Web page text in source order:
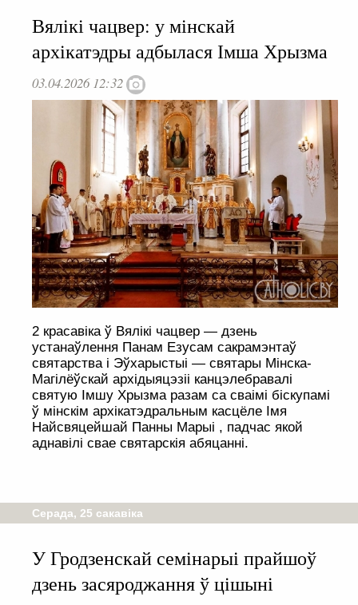
Вялікі чацвер: у мінскай
архікатэдры адбылася Імша Хрызма
03.04.2026 12:32
2 красавіка ў Вялікі чацвер — дзень
устанаўлення Панам Езусам сакрамэнтаў
святарства і Эўхарыстыі — святары Мінска-
Магілёўскай архідыяцэзіі канцэлебравалі
святую Імшу Хрызма разам са сваімі біскупамі
ў мінскім архікатэдральным касцёле Імя
Найсвяцейшай Панны Марыі , падчас якой
аднавілі свае святарскія абяцанні.
Серада, 25 сакавіка
У Гродзенскай семінарыі прайшоў
дзень засяроджання ў цішыні